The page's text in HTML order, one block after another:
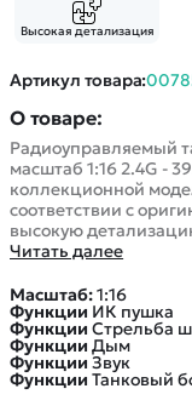
Высокая детализация
Артикул товара:
О товаре:
Радиоуправляемый
масштаб 1:16 2.4G -
коллекционной
соответствии с
высокую
Читать далее
Масштаб:1:16
Функции ИК пушка
Функции Стрельба
Функции Дым
Функции Звук
Функции Танковый